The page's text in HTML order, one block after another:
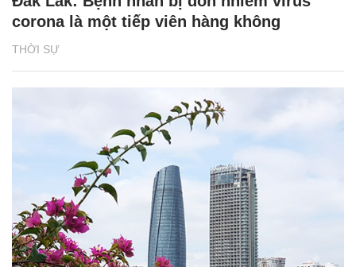
THỜI SỰ
corona là một tiếp viên hàng không